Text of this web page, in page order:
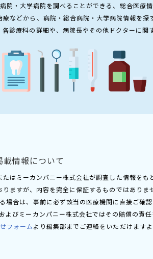
・大学病院を調べることができる、総合医療情
などから、病院・総合病院・大学病院情報を探
診療科の詳細や、病院長やその他ドクターに関
載情報について
はミーカンパニー株式会社が調査した情報をも
ますが、内容を完全に保証するものではありま
場合は、事前に必ず該当の医療機関に直接ご確認
びミーカンパニー株式会社ではその賠償の責任
フォームより編集部までご連絡をいただけますよ